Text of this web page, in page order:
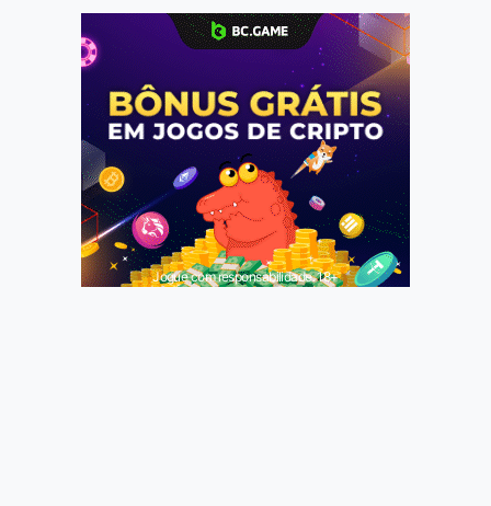
Jogue com responsabilidade. 18+